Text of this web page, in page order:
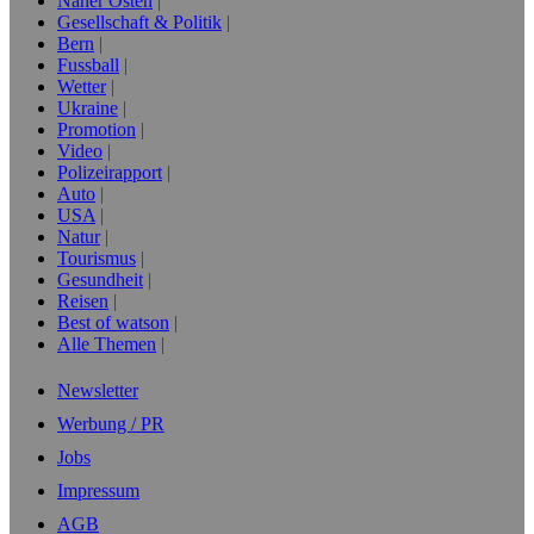
Gesellschaft & Politik
Bern
Fussball
Wetter
Ukraine
Promotion
Video
Polizeirapport
Auto
USA
Natur
Tourismus
Gesundheit
Reisen
Best of watson
Alle Themen
Newsletter
Werbung / PR
Jobs
Impressum
AGB